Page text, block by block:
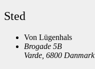
Sted
Von Lügenhals
Brogade 5B
Varde 6800 Danmark